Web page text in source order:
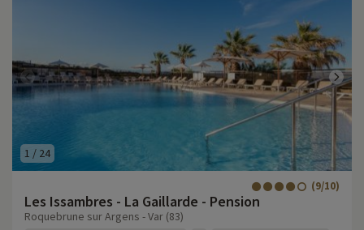
1 / 24
Les Issambres - La Gaillarde - Pension
(9/10)
Roquebrune sur Argens - Var (83)